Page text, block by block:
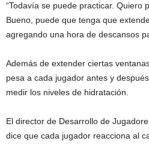
“Todavía se puede practicar. Quiero
Bueno, puede que tenga que
agregando una hora de descansos
Además de extender ciertas
pesa a cada jugador antes y
medir los niveles de hidratación.
El director de Desarrollo de
dice que cada jugador reacciona al